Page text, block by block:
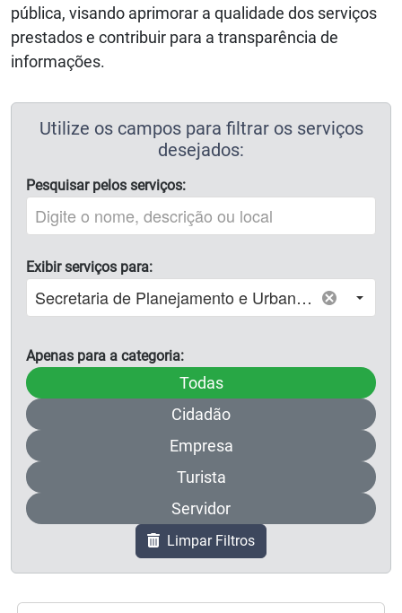
pública, visando aprimorar a qualidade dos serviços
prestados e contribuir para a transparência de
informações.
Utilize os campos para filtrar os serviços
desejados:
Pesquisar pelos serviços:
Exibir serviços para:
Apenas para a categoria:
Limpar o filtro por
Todas
Filtrar apenas para a
Cidadão
Filtrar apenas para a
Empresa
Filtrar apenas para a
Turista
Filtrar apenas para a
Servidor
Limpar Filtros